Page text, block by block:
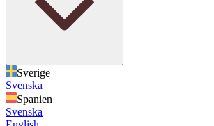
Sverige
Svenska
Spanien
Svenska